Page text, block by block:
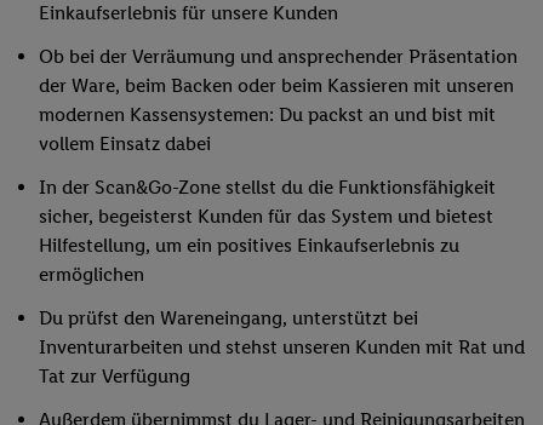
Einkaufserlebnis für unsere Kunden
Ob bei der Verräumung und ansprechender Präsentation
der Ware, beim Backen oder beim Kassieren mit unseren
modernen Kassensystemen: Du packst an und bist mit
vollem Einsatz dabei
In der Scan&Go-Zone stellst du die Funktionsfähigkeit
sicher, begeisterst Kunden für das System und bietest
Hilfestellung, um ein positives Einkaufserlebnis zu
ermöglichen
Du prüfst den Wareneingang, unterstützt bei
Inventurarbeiten und stehst unseren Kunden mit Rat und
Tat zur Verfügung
Außerdem übernimmst du Lager- und Reinigungsarbeiten